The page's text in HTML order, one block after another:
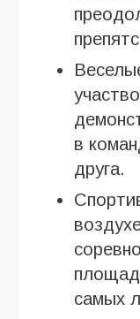
в
друга.
самых